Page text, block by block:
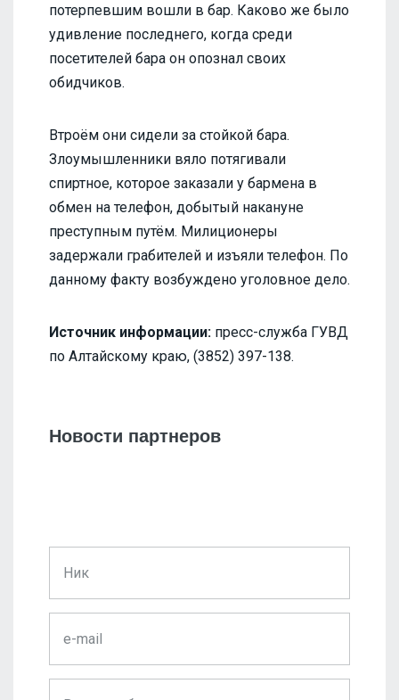
потерпевшим вошли в бар. Каково же было
удивление последнего, когда среди
посетителей бара он опознал своих
обидчиков.
Втроём они сидели за стойкой бара.
Злоумышленники вяло потягивали
спиртное, которое заказали у бармена в
обмен на телефон, добытый накануне
преступным путём. Милиционеры
задержали грабителей и изъяли телефон. По
данному факту возбуждено уголовное дело.
Источник информации: пресс-служба ГУВД
по Алтайскому краю, (3852) 397-138.
Новости партнеров